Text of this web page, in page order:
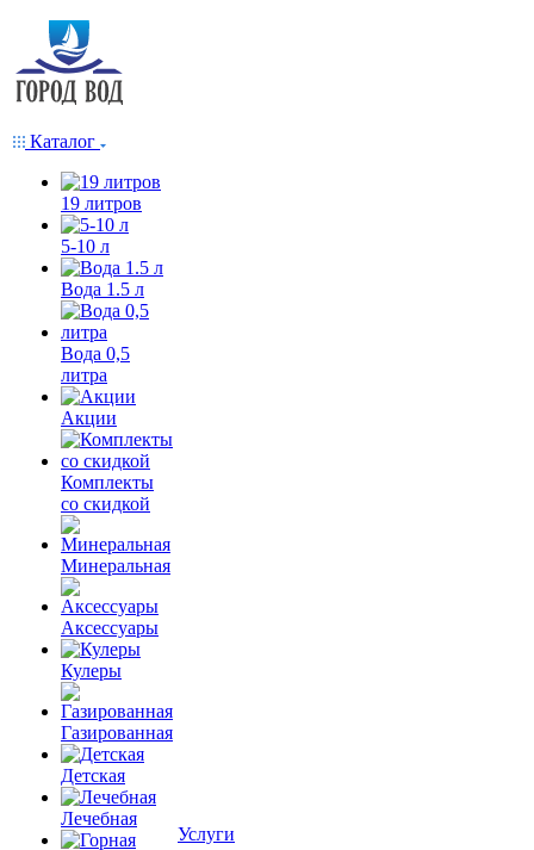
Каталог
19 литров
5-10 л
Вода 1.5 л
Вода 0,5
литра
Акции
Комплекты
со скидкой
Минеральная
Аксессуары
Кулеры
Газированная
Детская
Лечебная
Услуги